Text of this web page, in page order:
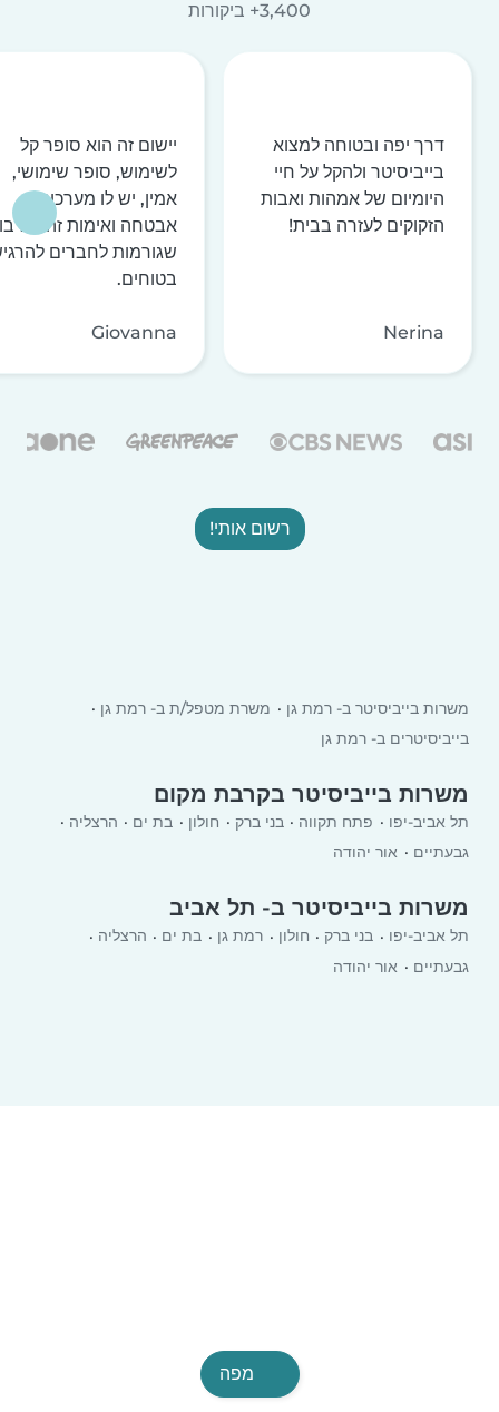
3,400+ ביקורות
דרך יפה ובטוחה למצוא
בייביסיטר ולהקל על חיי
היומיום של אמהות ואבות
הזקוקים לעזרה בבית!
Nerina
יישום זה הוא סופר קל
לשימוש, סופר שימושי,
אמין, יש לו מערכות
אבטחה ואימות זהות
שגורמות לחברים
בטוחים.
Giovanna
רשום אותי!
משרות בייביסיטר ב- רמת גן
משרת מטפל/ת ב- רמת גן
בייביסיטרים ב- רמת גן
משרות בייביסיטר בקרבת מקום
תל אביב-יפו פתח תקווה בני ברק חולון בת ים
הרצליה
גבעתיים
אור יהודה
משרות בייביסיטר ב- תל אביב
תל אביב-יפו בני ברק חולון רמת גן בת ים
הרצליה
גבעתיים
אור יהודה
מפה